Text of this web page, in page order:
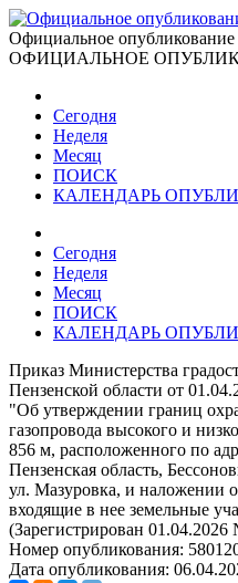
Официальное опубликование
ОФИЦИАЛЬНОЕ
Сегодня
Неделя
Месяц
ПОИСК
КАЛЕНДАРЬ
Сегодня
Неделя
Месяц
ПОИСК
КАЛЕНДАРЬ
Приказ Министерства
Пензенской области от
"Об утверждении границ
газопровода высокого и
856 м, расположенного по
Пензенская область,
ул. Мазуровка, и наложении
входящие в нее земельные
(Зарегистрирован
Номер опубликования:
Дата опубликования: